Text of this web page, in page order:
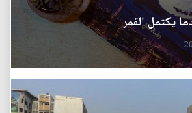
يكتمل القمر